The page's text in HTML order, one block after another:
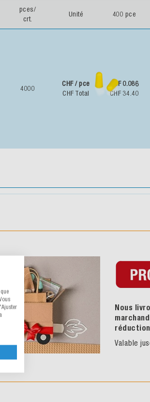
pces/
crt.
Unité 400 pce
4000
CHF / pce
CHF Total
CHF 0.086
CHF 34.40
Nous
réduction
Valable